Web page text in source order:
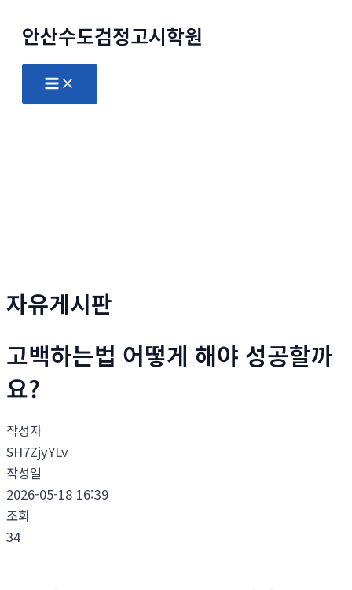
안산수도검정고시학원
Main
Menu
자유게시판
고백하는법 어떻게 해야 성공할까
요?
작성자
SH7ZjyYLv
작성일
2026-05-18 16:39
조회
34